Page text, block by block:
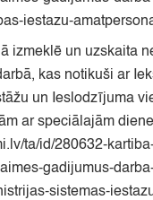
iestazu-
izmeklē un uzskaita
kas notikuši ar
un Ieslodzījuma
ar speciālajām
ta/id/280632-
gadijumus-
sistemas-